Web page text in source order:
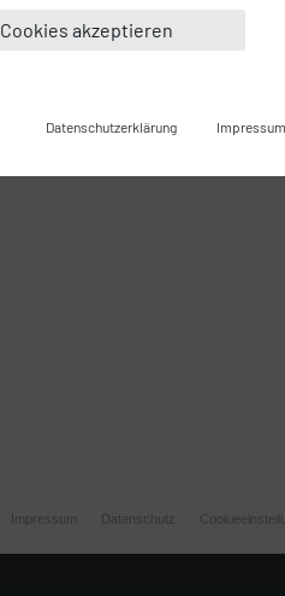
akzeptieren
Datenschutzerklärung Impressum
Impressum Datenschutz